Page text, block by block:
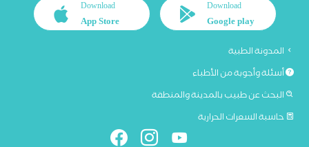
Download
Google play
Download
App Store
المدونة الطبية
أسئلة وأجوبة من الأطباء
البحث عن طبيب بالمدينة والمنطقة
حاسبة السعرات الحرارية